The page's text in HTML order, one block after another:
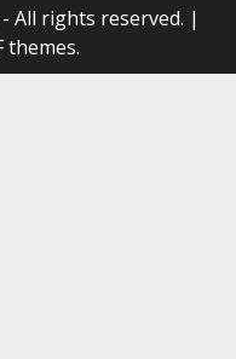
All rights reserved. |
themes.